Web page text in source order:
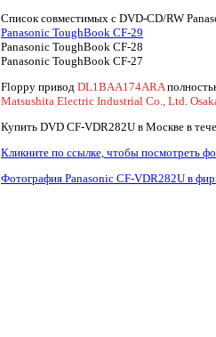
Список совместимых с DVD-CD/RW
Panasonic ToughBook CF-29
Panasonic ToughBook CF-28
Panasonic ToughBook CF-27
Floppy привод DL1BAA174ARA
Matsushita Electric Industrial Co., Ltd.
Купить DVD CF-VDR282U в Москве в
Кликните по ссылке, чтобы посмотреть
Фотография Panasonic CF-VDR282U в